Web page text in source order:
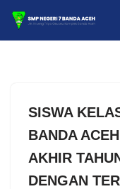
Skip
SISWA
BANDA
AKHIR
DENGAN